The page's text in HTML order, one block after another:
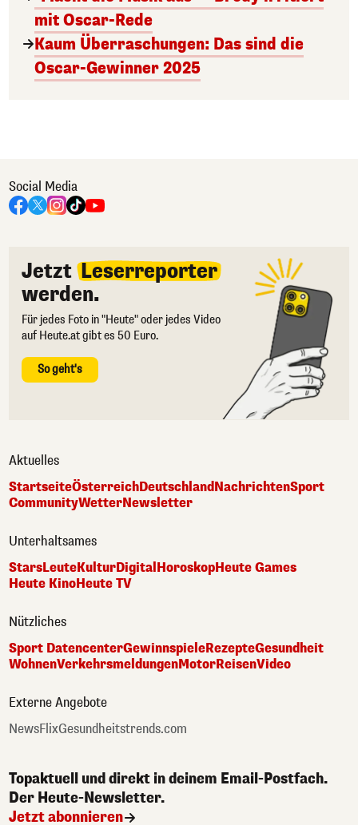
mit Oscar-Rede
Kaum Überraschungen: Das sind die
Oscar-Gewinner 2025
Social Media
Jetzt Leserreporter
werden.
Für jedes Foto in "Heute" oder jedes Video
auf Heute.at gibt es 50 Euro.
So geht's
Aktuelles
StartseiteÖsterreichDeutschlandNachrichtenSport
CommunityWetterNewsletter
Unterhaltsames
StarsLeuteKulturDigital HoroskopHeute Games
Heute KinoHeute TV
Nützliches
Sport DatencenterGewinnspieleRezepteGesundheit
WohnenVerkehrsmeldungenMotorReisenVideo
Externe Angebote
NewsFlixGesundheitstrends.com
Topaktuell und direkt in deinem Email-Postfach.
Der Heute-Newsletter.
Jetzt abonnieren